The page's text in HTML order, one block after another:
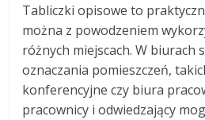
Tabliczki opisowe to
można z powodzeniem
różnych miejscach. W biurach
oznaczania pomieszczeń,
konferencyjne czy biura
pracownicy i odwiedzający